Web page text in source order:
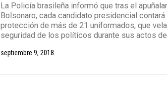
La Policía brasileña informó que tras el
Bolsonaro, cada candidato presidencial contará
protección de más de 21 uniformados, que
seguridad de los políticos durante sus actos
septiembre 9, 2018